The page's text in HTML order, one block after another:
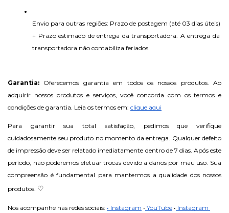
Envio para outras regiões: Prazo de postagem (até 03 dias úteis)
+ Prazo estimado de entrega da transportadora. A entrega da
transportadora não contabiliza feriados.
Garantia: Oferecemos garantia em todos os nossos produtos. Ao
adquirir nossos produtos e serviços, você concorda com os termos e
condições de garantia. Leia os termos em: clique aqui
Para garantir sua total satisfação, pedimos que verifique
cuidadosamente seu produto no momento da entrega. Qualquer defeito
de impressão deve ser relatado imediatamente dentro de 7 dias. Após este
período, não poderemos efetuar trocas devido a danos por mau uso. Sua
compreensão é fundamental para mantermos a qualidade dos nossos
produtos. ♡
Nos acompanhe nas redes sociais: • Instagram • YouTube • Instagram